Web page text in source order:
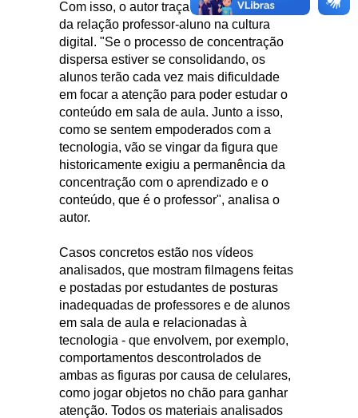
Com isso, o autor traça as características
da relação professor-aluno na cultura
digital. "Se o processo de concentração
dispersa estiver se consolidando, os
alunos terão cada vez mais dificuldade
em focar a atenção para poder estudar o
conteúdo em sala de aula. Junto a isso,
como se sentem empoderados com a
tecnologia, vão se vingar da figura que
historicamente exigiu a permanência da
concentração com o aprendizado e o
conteúdo, que é o professor", analisa o
autor.
Casos concretos estão nos vídeos
analisados, que mostram filmagens feitas
e postadas por estudantes de posturas
inadequadas de professores e de alunos
em sala de aula e relacionadas à
tecnologia - que envolvem, por exemplo,
comportamentos descontrolados de
ambas as figuras por causa de celulares,
como jogar objetos no chão para ganhar
atenção. Todos os materiais analisados